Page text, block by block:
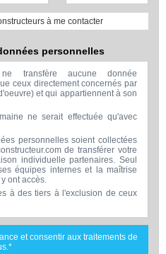
à me contacter
personnelles
ne transfère aucune donnée
ceux directement concernés par
et qui appartiennent à son
ne serait effectuée qu'avec
personnelles soient collectées
de transférer votre
individuelle partenaires. Seul
équipes internes et la maîtrise
ont accès.
à des tiers à l'exclusion de ceux
uniquement utilisées par
la maîtrise d'ouvrage concernée
la qualification et du suivi de mon
et consentir aux traitements de